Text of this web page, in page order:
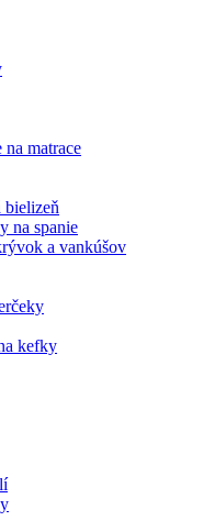
na matrace
bielizeň
na spanie
a vankúšov
kefky